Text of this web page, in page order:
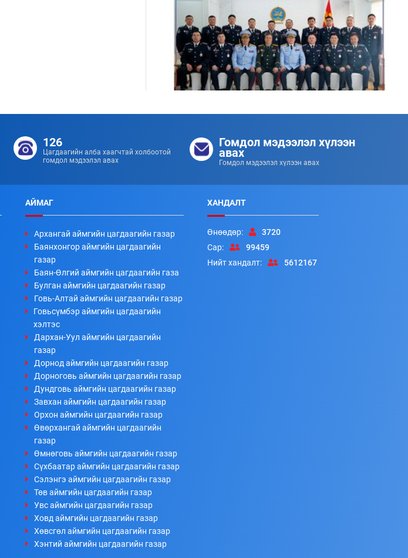
Цэргийн дээд цол хүртсэн удирдлагуудад
253 253 2026/07/08
Ахлагч Э.Бумбаяр Монгол Улсын Мэргэн цолны
болзол хангалаа
126
Цагдаагийн алба хаагчтай холбоотой
гомдол мэдээлэл авах
Гомдол мэдээлэл хүлээн
авах
Гомдол мэдээлэл хүлээн авах
АЙМАГ
Архангай аймгийн цагдаагийн газар
Баянхонгор аймгийн цагдаагийн
газар
Баян-Өлгий аймгийн цагдаагийн газа
Булган аймгийн цагдаагийн газар
Говь-Алтай аймгийн цагдаагийн газар
Говьсүмбэр аймгийн цагдаагийн
хэлтэс
Дархан-Уул аймгийн цагдаагийн
газар
Дорнод аймгийн цагдаагийн газар
Дорноговь аймгийн цагдаагийн газар
Дундговь аймгийн цагдаагийн газар
Завхан аймгийн цагдаагийн газар
Орхон аймгийн цагдаагийн газар
Өвөрхангай аймгийн цагдаагийн
газар
Өмнөговь аймгийн цагдаагийн газар
Сүхбаатар аймгийн цагдаагийн газар
Сэлэнгэ аймгийн цагдаагийн газар
Төв аймгийн цагдаагийн газар
Увс аймгийн цагдаагийн газар
Ховд аймгийн цагдаагийн газар
Хөвсгөл аймгийн цагдаагийн газар
Хэнтий аймгийн цагдаагийн газар
ХАНДАЛТ
Өнөөдөр:
3720
Сар:
99459
Нийт хандалт:
5612167